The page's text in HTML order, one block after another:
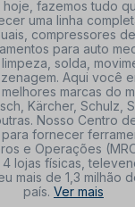
hoje, fazemos tudo
uma linha
compressores de
para auto
solda,
Aqui você
marcas do
Kärcher, Schulz,
Nosso Centro
fornecer
e Operações
lojas físicas,
mais de 1,3 milhão
país. Ver mais